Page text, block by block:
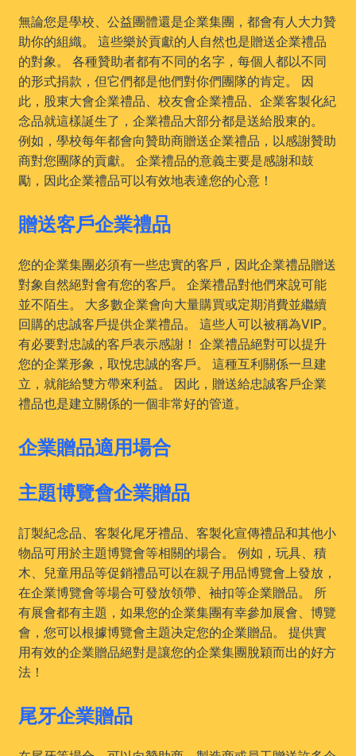
無論您是學校、公益團體還是企業集團，都會有人大力贊
助你的組織。 這些樂於貢獻的人自然也是贈送企業禮品
的對象。 各種贊助者都有不同的名字，每個人都以不同
的形式捐款，但它們都是他們對你們團隊的肯定。 因
此，股東大會企業禮品、校友會企業禮品、企業客製化紀
念品就這樣誕生了，企業禮品大部分都是送給股東的。
例如，學校每年都會向贊助商贈送企業禮品，以感謝贊助
商對您團隊的貢獻。 企業禮品的意義主要是感謝和鼓
勵，因此企業禮品可以有效地表達您的心意！
贈送客戶企業禮品
您的企業集團必須有一些忠實的客戶，因此企業禮品贈送
對象自然絕對會有您的客戶。 企業禮品對他們來說可能
並不陌生。 大多數企業會向大量購買或定期消費並繼續
回購的忠誠客戶提供企業禮品。 這些人可以被稱為VIP。
有必要對忠誠的客戶表示感謝！ 企業禮品絕對可以提升
您的企業形象，取悅忠誠的客戶。 這種互利關係一旦建
立，就能給雙方帶來利益。 因此，贈送給忠誠客戶企業
禮品也是建立關係的一個非常好的管道。
企業贈品適用場合
主題博覽會企業贈品
訂製紀念品、客製化尾牙禮品、客製化宣傳禮品和其他小
物品可用於主題博覽會等相關的場合。 例如，玩具、積
木、兒童用品等促銷禮品可以在親子用品博覽會上發放，
在企業博覽會等場合可發放領帶、袖扣等企業贈品。 所
有展會都有主題，如果您的企業集團有幸參加展會、博覽
會，您可以根據博覽會主題决定您的企業贈品。 提供實
用有效的企業贈品絕對是讓您的企業集團脫穎而出的好方
法！
尾牙企業贈品